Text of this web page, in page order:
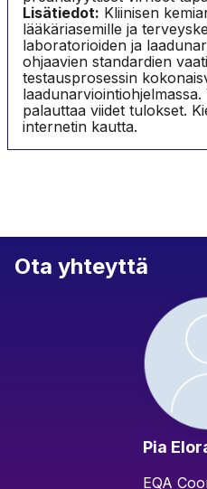
Lisätiedot: Kliinisen
lääkäriasemille ja
laboratorioiden ja
ohjaavien standardien
testausprosessin
palauttaa viidet tulokset.
internetin kautta.
Ota yhteyttä
Pia
EQA